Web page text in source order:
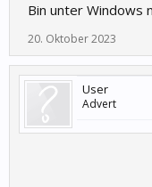
Bin unter Windows
20. Oktober 2023
User
Advert